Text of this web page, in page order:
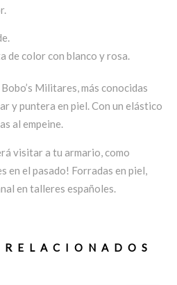
de color con blanco y rosa.
Militares, más conocidas
y puntera en piel. Con un elástico
al empeine.
visitar a tu armario, como
en el pasado! Forradas en piel,
en talleres españoles.